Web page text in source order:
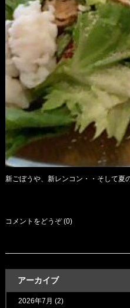
新ごぼうや、新レンコン・・そして夏
コメントをどうぞ (0)
アーカイブ
2026年7月 (2)